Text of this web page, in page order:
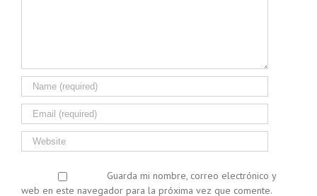
Guarda mi nombre, correo electrónico y
web en este navegador para la próxima vez que comente.